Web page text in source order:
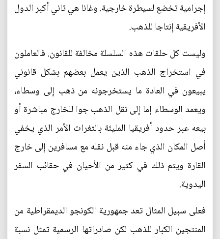
إجرامية تخضع لسيطرة خارجية. وغانا هي ثاني أكبر الدول
الأفريقية إنتاجا للذهب.
وليست كل حلقات هذه السلسلة مخالفة للقانون. فالعاملون
في استخراج الذهب الذين يعمل بعضهم بشكل قانوني
يبيعون في العادة ما يستخرجونه من ذهب إلى وسطاء،
ويعمد الوسطاء إما إلى نقل الذهب جوا للخارج مباشرة أو
بيعه عبر حدود أفريقيا المليئة بالثغرات الأمر الذي يخفي
أصل المكان الذي جاء منه قبل نقله مع مسافرين إلى خارج
القارة ويتم ذلك في كثير من الأحيان في حقائب السفر
اليدوية.
فعلى سبيل المثال تعد جمهورية الكونجو الديمقراطية من
المنتجين الكبار للذهب لكن صادراتها الرسمية تمثل نسبة